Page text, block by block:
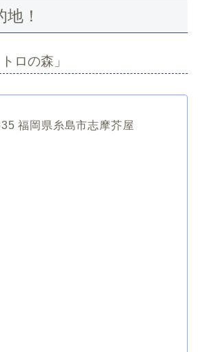
！
ロの森」
福岡県糸島市志摩芥屋